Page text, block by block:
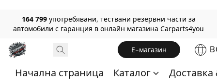
164 799 употребявани, тествани резервни части за
автомобили с гаранция в онлайн магазина Carparts4you
Е-магазин
Начална страница Каталог Доставка